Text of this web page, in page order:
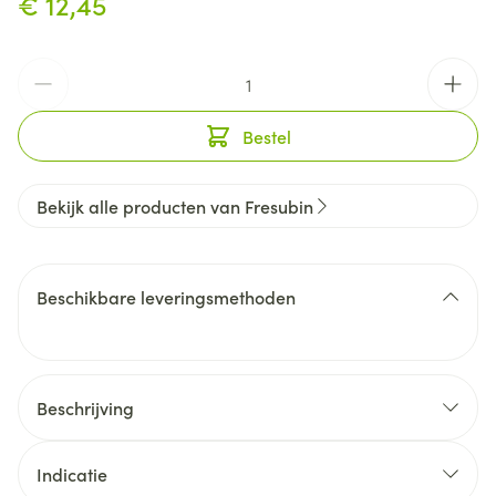
Bestel
Bekijk alle producten van Fresubin
Beschikbare leveringsmethoden
Beschrijving
Indicatie